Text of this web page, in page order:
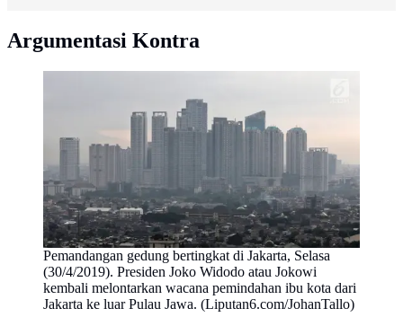
Argumentasi Kontra
Pemandangan gedung bertingkat di Jakarta, Selasa
(30/4/2019). Presiden Joko Widodo atau Jokowi
kembali melontarkan wacana pemindahan ibu kota dari
Jakarta ke luar Pulau Jawa. (Liputan6.com/JohanTallo)